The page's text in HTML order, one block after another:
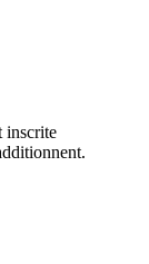
inscrite